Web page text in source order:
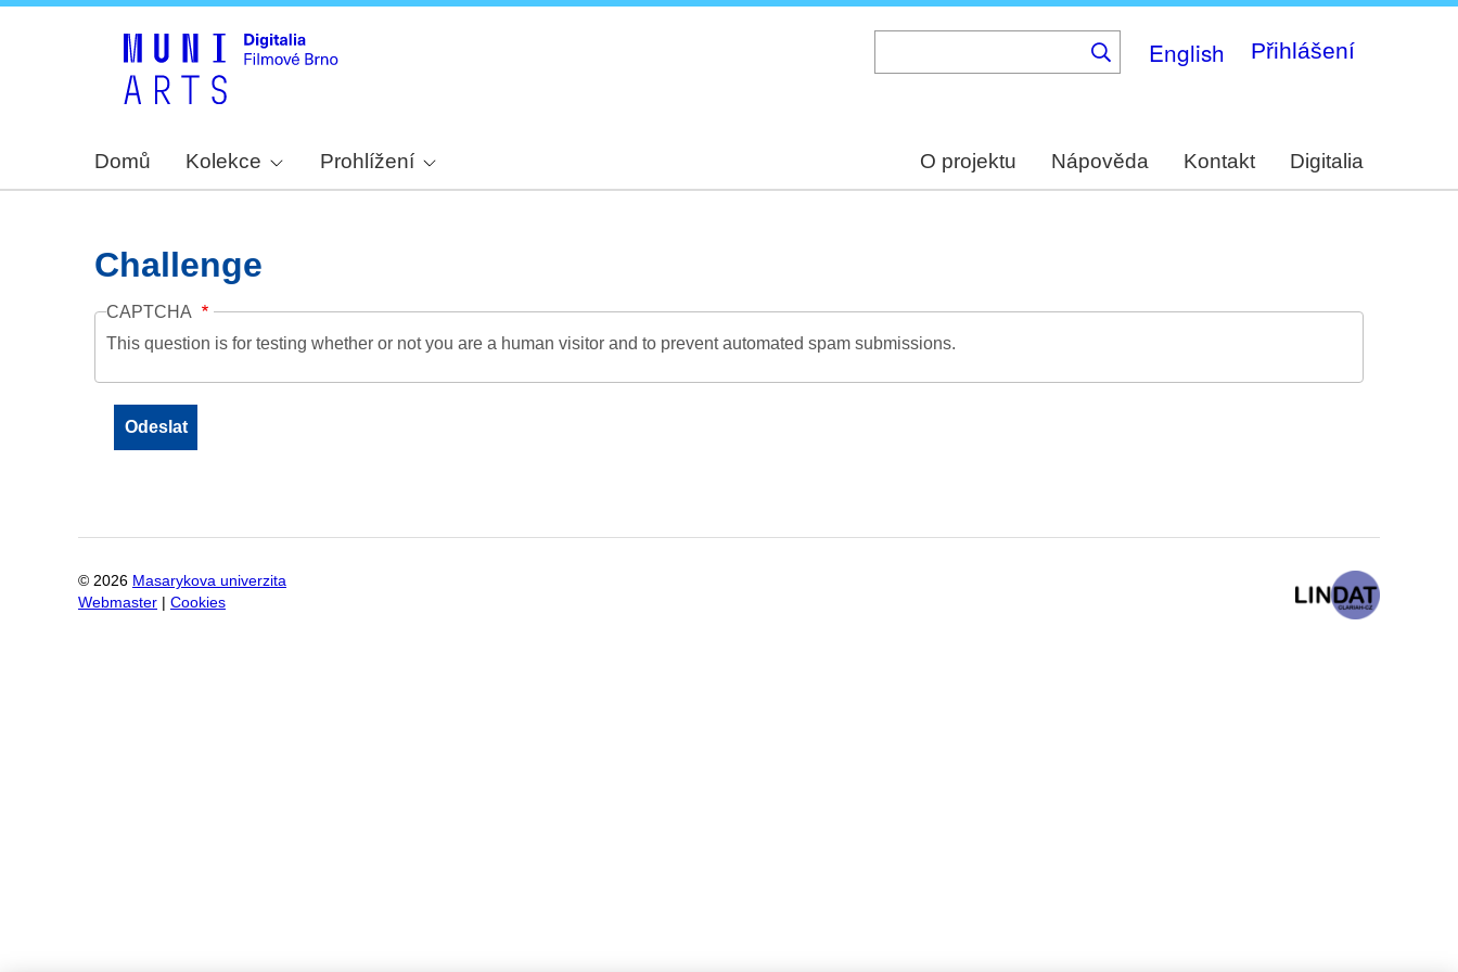
English Přihlášení
Domů Kolekce Prohlížení O projektu Nápověda Kontakt Digitalia
Challenge
CAPTCHA
This question is for testing whether or not you are a human visitor and to prevent automated spam submissions.
© 2026 Masarykova univerzita
Webmaster
Cookies